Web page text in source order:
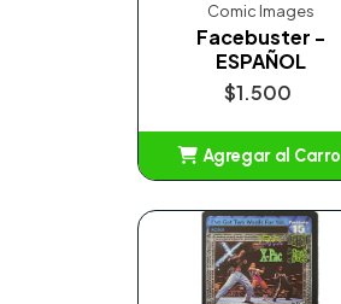
Comic Images
Facebuster -
ESPAÑOL
$1.500
Agregar al Carro